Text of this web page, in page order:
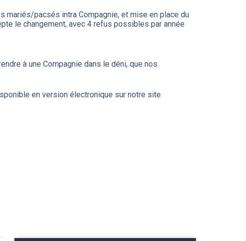
mariés/pacsés intra Compagnie, et mise en place du
le changement, avec 4 refus possibles par année
à une Compagnie dans le déni, que nos
en version électronique sur notre site